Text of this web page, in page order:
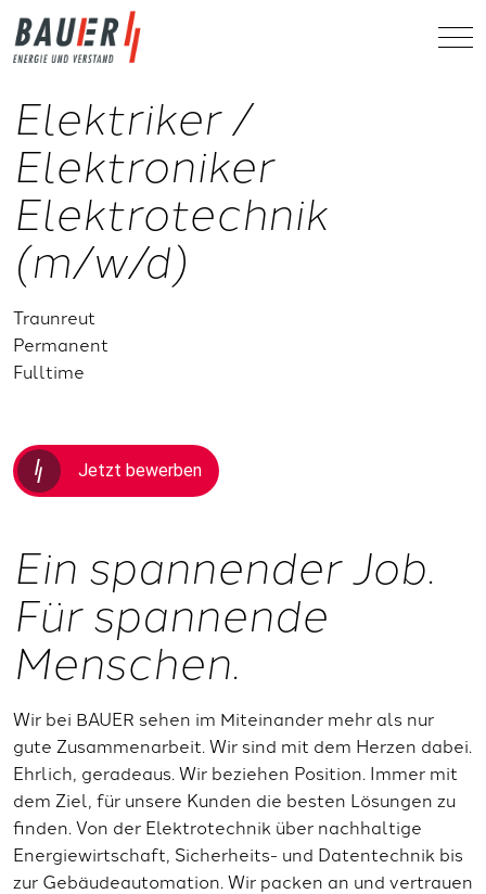
Elektriker /
Elektroniker
Elektrotechnik
(m/w/d)
Traunreut
Permanent
Fulltime
Jetzt bewerben
Ein spannender Job.
Für spannende
Menschen.
Wir bei BAUER sehen im Miteinander mehr als nur
gute Zusammenarbeit. Wir sind mit dem Herzen dabei.
Ehrlich, geradeaus. Wir beziehen Position. Immer mit
dem Ziel, für unsere Kunden die besten Lösungen zu
finden. Von der Elektrotechnik über nachhaltige
Energiewirtschaft, Sicherheits- und Datentechnik bis
zur Gebäudeautomation. Wir packen an und vertrauen